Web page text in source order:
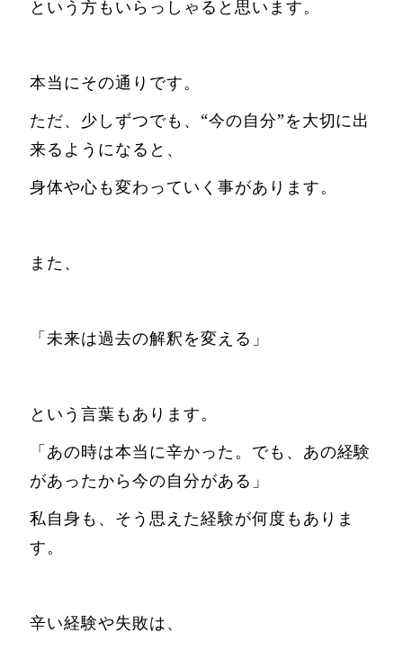
という方もいらっしゃると思います。
本当にその通りです。
ただ、少しずつでも、“今の自分”を大切に出
来るようになると、
身体や心も変わっていく事があります。
また、
「未来は過去の解釈を変える」
という言葉もあります。
「あの時は本当に辛かった。でも、あの経験
があったから今の自分がある」
私自身も、そう思えた経験が何度もありま
す。
辛い経験や失敗は、